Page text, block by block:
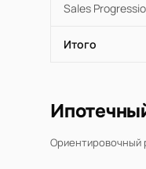
Sales
Итого
Ориентировочный